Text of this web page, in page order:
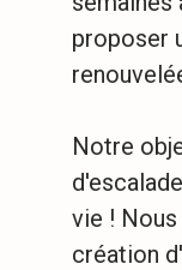
proposer
Notre
vie !
création